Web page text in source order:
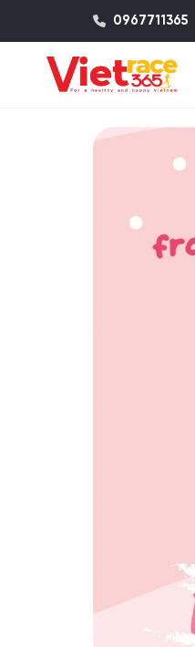
0967711365